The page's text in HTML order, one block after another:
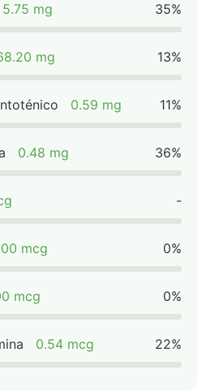
5.75 mg 35%
mg 13%
0.59 mg 11%
0.48 mg 36%
-
mcg 0%
mcg 0%
0.54 mcg 22%